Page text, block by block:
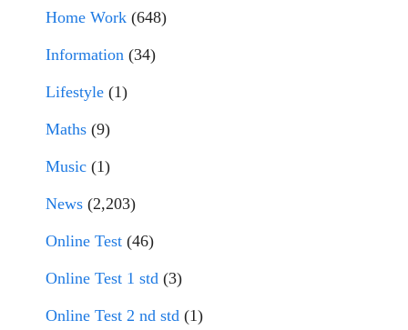
Home Work (648)
Information (34)
Lifestyle (1)
Maths (9)
Music (1)
News (2,203)
Online Test (46)
Online Test 1 std (3)
Online Test 2 nd std (1)